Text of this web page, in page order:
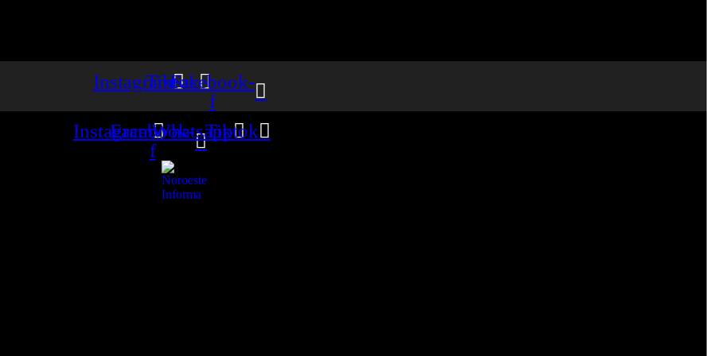
InstagramTiktok
Facebook-
f
Instagram
Facebook-
f
WhatsappTiktok